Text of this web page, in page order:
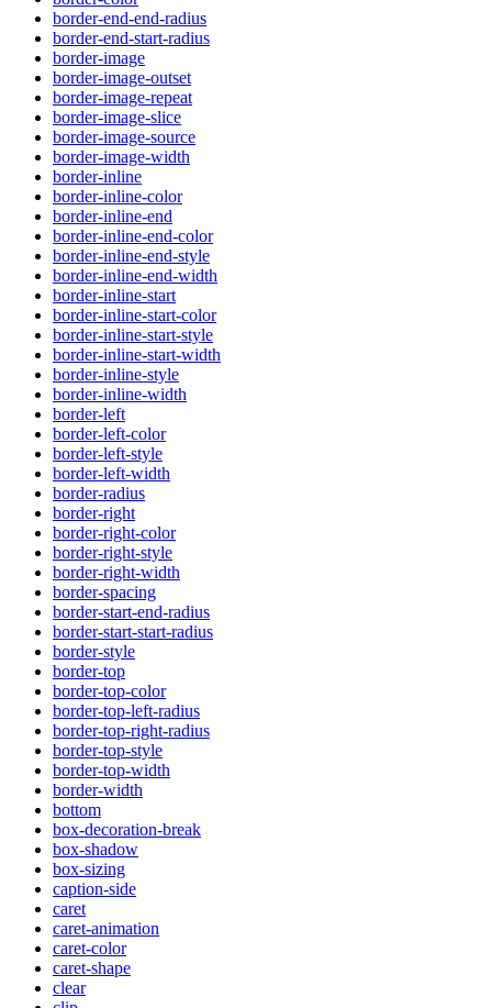
border-end-end-radius
border-end-start-radius
border-image
border-image-outset
border-image-repeat
border-image-slice
border-image-source
border-image-width
border-inline
border-inline-color
border-inline-end
border-inline-end-color
border-inline-end-style
border-inline-end-width
border-inline-start
border-inline-start-color
border-inline-start-style
border-inline-start-width
border-inline-style
border-inline-width
border-left
border-left-color
border-left-style
border-left-width
border-radius
border-right
border-right-color
border-right-style
border-right-width
border-spacing
border-start-end-radius
border-start-start-radius
border-style
border-top
border-top-color
border-top-left-radius
border-top-right-radius
border-top-style
border-top-width
border-width
bottom
box-decoration-break
box-shadow
box-sizing
caption-side
caret
caret-animation
caret-color
caret-shape
clear